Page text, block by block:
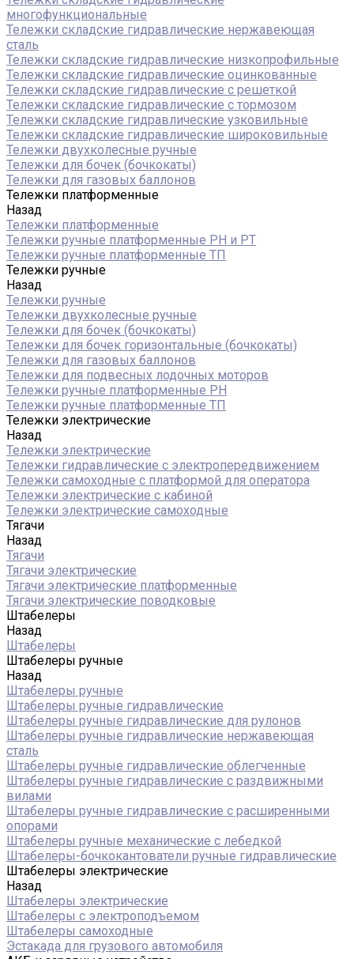
многофункциональные
Тележки складские гидравлические нержавеющая
сталь
Тележки складские гидравлические низкопрофильные
Тележки складские гидравлические оцинкованные
Тележки складские гидравлические с решеткой
Тележки складские гидравлические с тормозом
Тележки складские гидравлические узковильные
Тележки складские гидравлические широковильные
Тележки двухколесные ручные
Тележки для бочек (бочкокаты)
Тележки для газовых баллонов
Тележки платформенные
Назад
Тележки платформенные
Тележки ручные платформенные PH и PT
Тележки ручные платформенные ТП
Тележки ручные
Назад
Тележки ручные
Тележки двухколесные ручные
Тележки для бочек (бочкокаты)
Тележки для бочек горизонтальные (бочкокаты)
Тележки для газовых баллонов
Тележки для подвесных лодочных моторов
Тележки ручные платформенные PH
Тележки ручные платформенные ТП
Тележки электрические
Назад
Тележки электрические
Тележки гидравлические с электропередвижением
Тележки самоходные с платформой для оператора
Тележки электрические с кабиной
Тележки электрические самоходные
Тягачи
Назад
Тягачи
Тягачи электрические
Тягачи электрические платформенные
Тягачи электрические поводковые
Штабелеры
Назад
Штабелеры
Штабелеры ручные
Назад
Штабелеры ручные
Штабелеры ручные гидравлические
Штабелеры ручные гидравлические для рулонов
Штабелеры ручные гидравлические нержавеющая
сталь
Штабелеры ручные гидравлические облегченные
Штабелеры ручные гидравлические с раздвижными
вилами
Штабелеры ручные гидравлические с расширенными
опорами
Штабелеры ручные механические с лебедкой
Штабелеры-бочкокантователи ручные гидравлические
Штабелеры электрические
Назад
Штабелеры электрические
Штабелеры с электроподъемом
Штабелеры самоходные
Эстакада для грузового автомобиля